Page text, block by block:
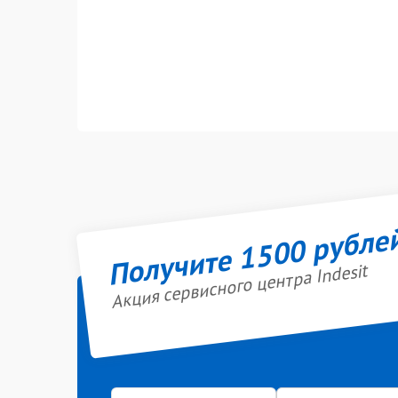
Получите 1500
Акция сервисного центра Indesit